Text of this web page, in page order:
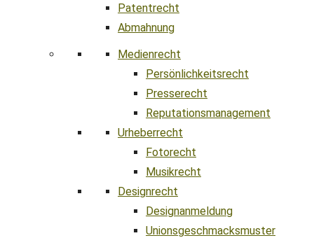
Patentrecht
Abmahnung
Medienrecht
Persönlichkeitsrecht
Presserecht
Reputationsmanagement
Urheberrecht
Fotorecht
Musikrecht
Designrecht
Designanmeldung
Unionsgeschmacksmuster